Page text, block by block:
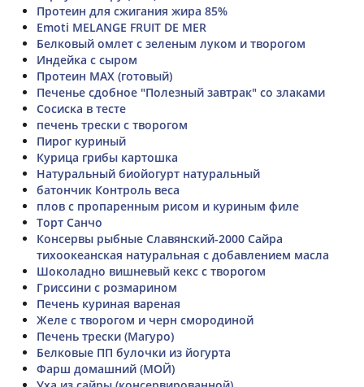
Протеин для сжигания жира 85%
Emoti MELANGE FRUIT DE MER
Белковый омлет с зеленым луком и творогом
Индейка с сыром
Протеин MAX (готовый)
Печенье сдобное "Полезный завтрак" со злаками
Сосиска в тесте
печень трески с творогом
Пирог куриный
Курица грибы картошка
Натуральный биойогурт натуральный
батончик Контроль веса
плов с пропаренным рисом и куриным филе
Торт Санчо
Консервы рыбные Славянский-2000 Сайра
тихоокеанская натуральная с добавлением масла
Шоколадно вишневый кекс с творогом
Гриссини с розмарином
Печень куриная вареная
Желе с творогом и черн смородиной
Печень трески (Магуро)
Белковые ПП булочки из йогурта
Фарш домашний (МОЙ)